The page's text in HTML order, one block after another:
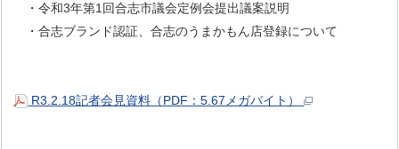
・令和3年第1回合志市議会定例会提出議案説明
・合志ブランド認証、合志のうまかもん店登録について
R3.2.18記者会見資料（PDF：5.67メガバイト）